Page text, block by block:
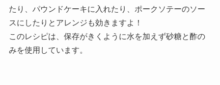
たり、パウンドケーキに入れたり、ポークソテーのソー
スにしたりとアレンジも効きますよ！
このレシピは、保存がきくように水を加えず砂糖と酢の
みを使用しています。